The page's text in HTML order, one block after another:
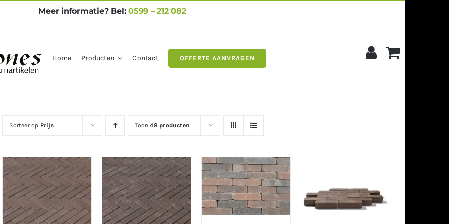
Meer informatie? Bel:0599 – 212 082
Home Producten Contact OFFERTE AANVRAGEN
Sorteer op Prijs Toon48 producten